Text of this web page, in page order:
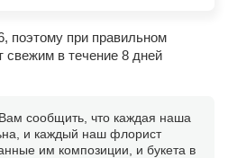
поэтому при правильном
свежим в течение 8 дней
сообщить, что каждая наша
и каждый наш флорист
им композиции, и букета в